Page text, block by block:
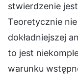
stwierdzenie
Teoretycznie
dokładniejszej
to jest
warunku